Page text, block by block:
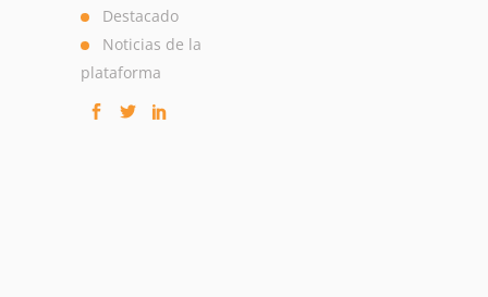
Destacado
Noticias de la
plataforma